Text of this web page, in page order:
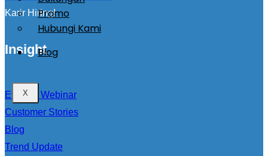
Promo
Hubungi Kami
Blog
X
Karir Hiring!
Insight
Event & Webinar
Customer Stories
Blog
Trend Update